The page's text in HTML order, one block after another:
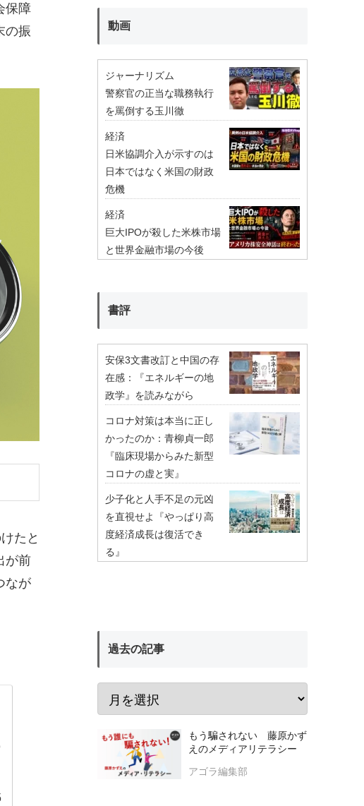
保障
の振
たと
が前
なが
動画
ジャーナリズム
警察官の正当な職務執行
を罵倒する玉川徹
経済
日米協調介入が示すのは
日本ではなく米国の財政
危機
経済
巨大IPOが殺した米株市場
と世界金融市場の今後
書評
安保3文書改訂と中国の存
在感：『エネルギーの地
政学』を読みながら
コロナ対策は本当に正し
かったのか：青柳貞一郎
『臨床現場からみた新型
コロナの虚と実』
少子化と人手不足の元凶
を直視せよ『やっぱり高
度経済成長は復活でき
る』
過去の記事
もう騙されない 藤原かず
えのメディアリテラシー
アゴラ編集部